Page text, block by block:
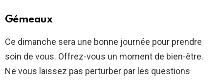
Gémeaux
Ce dimanche sera une bonne journée pour prendre
soin de vous. Offrez-vous un moment de bien-être.
Ne vous laissez pas perturber par les questions